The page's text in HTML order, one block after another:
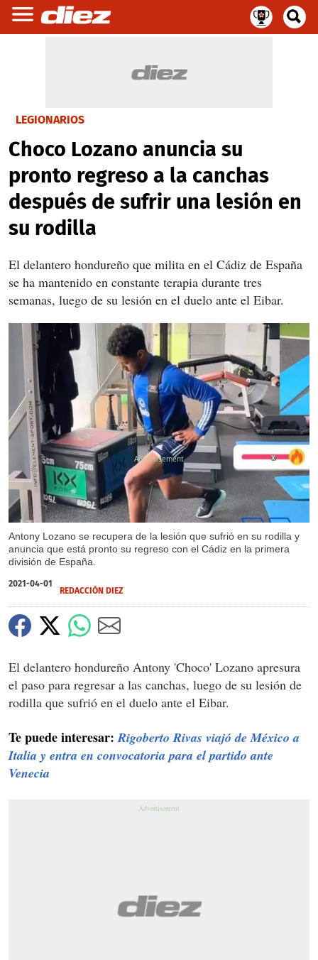
LEGIONARIOS
Choco Lozano anuncia su
pronto regreso a la canchas
después de sufrir una lesión en
su rodilla
El delantero hondureño que milita en el Cádiz de España
se ha mantenido en constante terapia durante tres
semanas, luego de su lesión en el duelo ante el Eibar.
Antony Lozano se recupera de la lesión que sufrió en su rodilla y
anuncia que está pronto su regreso con el Cádiz en la primera
división de España.
X
2021-04-01
REDACCIÓN DIEZ
El delantero hondureño Antony 'Choco' Lozano apresura
el paso para regresar a las canchas, luego de su lesión de
rodilla que sufrió en el duelo ante el Eibar.
Te puede interesar:Rigoberto Rivas viajó de México a
Italia y entra en convocatoria para el partido ante
Venecia